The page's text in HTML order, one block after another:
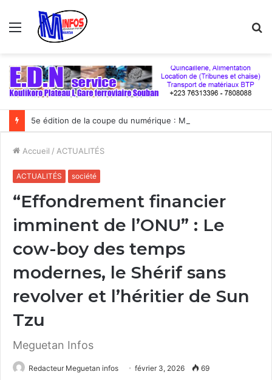
Menu
Accueil / ACTUALITÉS
ACTUALITÉS société
“Effondrement financier
imminent de l’ONU” : Le
cow-boy des temps
modernes, le Shérif sans
revolver et l’héritier de Sun
Tzu
Meguetan Infos
Redacteur Meguetan infos février 3, 2026 69